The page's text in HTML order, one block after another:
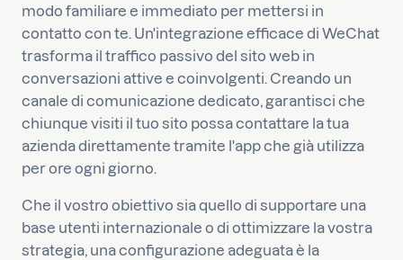
modo familiare e immediato per mettersi in
contatto con te. Un'integrazione efficace di WeChat
trasforma il traffico passivo del sito web in
conversazioni attive e coinvolgenti. Creando un
canale di comunicazione dedicato, garantisci che
chiunque visiti il tuo sito possa contattare la tua
azienda direttamente tramite l'app che già utilizza
per ore ogni giorno.
Che il vostro obiettivo sia quello di supportare una
base utenti internazionale o di ottimizzare la vostra
strategia, una configurazione adeguata è la